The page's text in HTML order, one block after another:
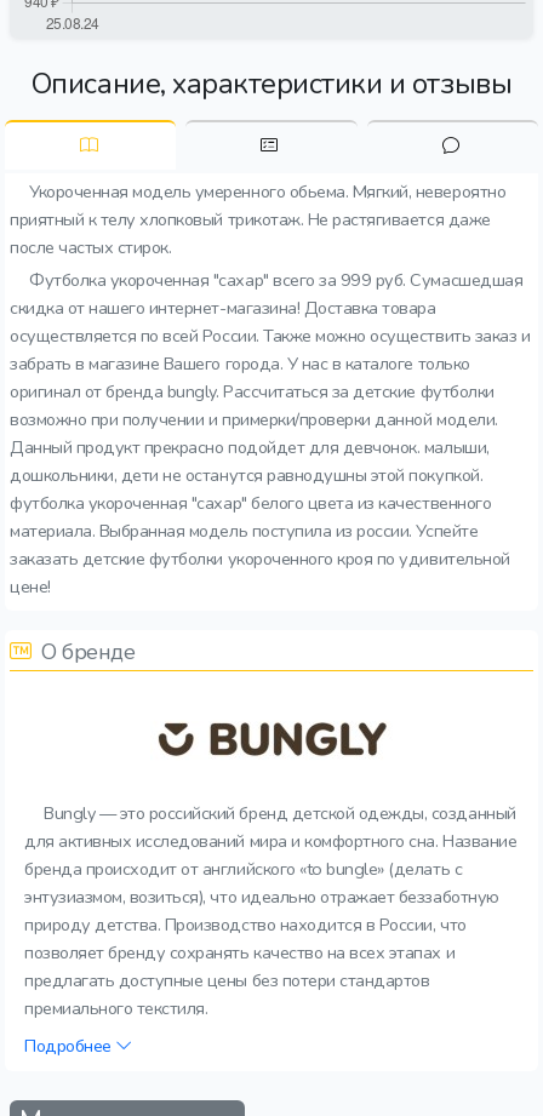
Описание, характеристики и отзывы
Укороченная модель умеренного обьема. Мягкий, невероятно
приятный к телу хлопковый трикотаж. Не растягивается даже
после частых стирок.
Футболка укороченная "сахар" всего за 999 руб. Сумасшедшая
скидка от нашего интернет-магазина! Доставка товара
осуществляется по всей России. Также можно осуществить заказ и
забрать в магазине Вашего города. У нас в каталоге только
оригинал от бренда bungly. Рассчитаться за детские футболки
возможно при получении и примерки/проверки данной модели.
Данный продукт прекрасно подойдет для девчонок. малыши,
дошкольники, дети не останутся равнодушны этой покупкой.
футболка укороченная "сахар" белого цвета из качественного
материала. Выбранная модель поступила из россии. Успейте
заказать детские футболки укороченного кроя по удивительной
цене!
О бренде
Bungly — это российский бренд детской одежды, созданный
для активных исследований мира и комфортного сна. Название
бренда происходит от английского «to bungle» (делать с
энтузиазмом, возиться), что идеально отражает беззаботную
природу детства. Производство находится в России, что
позволяет бренду сохранять качество на всех этапах и
предлагать доступные цены без потери стандартов
премиального текстиля.
Подробнее